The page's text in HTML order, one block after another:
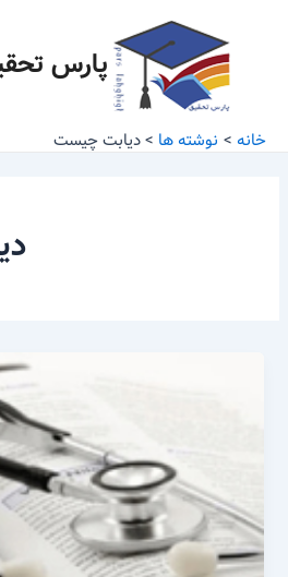
پارس
خانه نوشته ها دیابت چیست